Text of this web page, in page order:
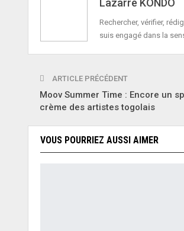
Rechercher, vérifier,
suis engagé dans la
ARTICLE PRÉCÉDENT
Moov Summer Time : Encore un
crème des artistes togolais
VOUS POURRIEZ AUSSI AIMER